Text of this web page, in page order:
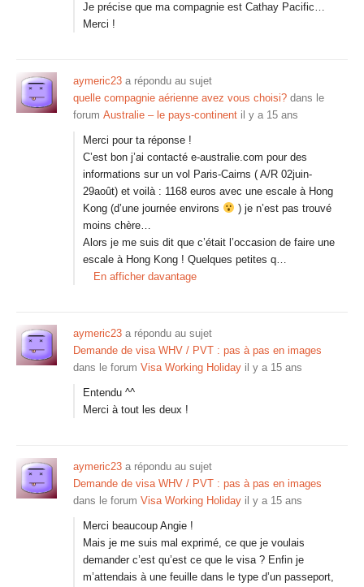
Je précise que ma compagnie est Cathay Pacific…
Merci !
aymeric23 a répondu au sujet
quelle compagnie aérienne avez vous choisi? dans le
forum Australie – le pays-continent il y a 15 ans
Merci pour ta réponse !
C’est bon j’ai contacté e-australie.com pour des
informations sur un vol Paris-Cairns ( A/R 02juin-
29août) et voilà : 1168 euros avec une escale à Hong
Kong (d’une journée environs
) je n’est pas trouvé
moins chère…
Alors je me suis dit que c’était l’occasion de faire une
escale à Hong Kong ! Quelques petites q…
En afficher davantage
aymeric23 a répondu au sujet
Demande de visa WHV / PVT : pas à pas en images
dans le forum Visa Working Holiday il y a 15 ans
Entendu ^^
Merci à tout les deux !
aymeric23 a répondu au sujet
Demande de visa WHV / PVT : pas à pas en images
dans le forum Visa Working Holiday il y a 15 ans
Merci beaucoup Angie !
Mais je me suis mal exprimé, ce que je voulais
demander c’est qu’est ce que le visa ? Enfin je
m’attendais à une feuille dans le type d’un passeport,